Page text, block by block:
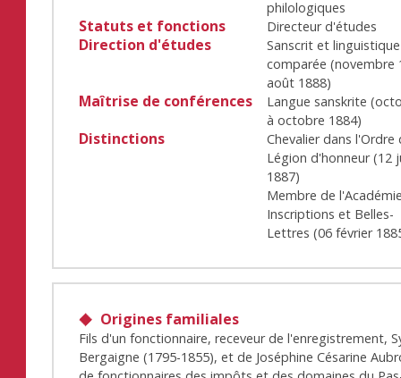
philologiques
Statuts et fonctions Directeur d'études
Direction d'études
Sanscrit et linguistique
comparée (novembre
août 1888)
Maîtrise de conférences Langue sanskrite (
àoctobre 1884)
Distinctions
Chevalier dans l'Ordre
Légion d'honneur (12
1887)
Membre de
Inscriptions et Belles-
Lettres (06 février
Origines familiales
Fils d'un fonctionnaire, receveur de l'enregistrement,
Bergaigne (1795-1855), et de Joséphine Césarine